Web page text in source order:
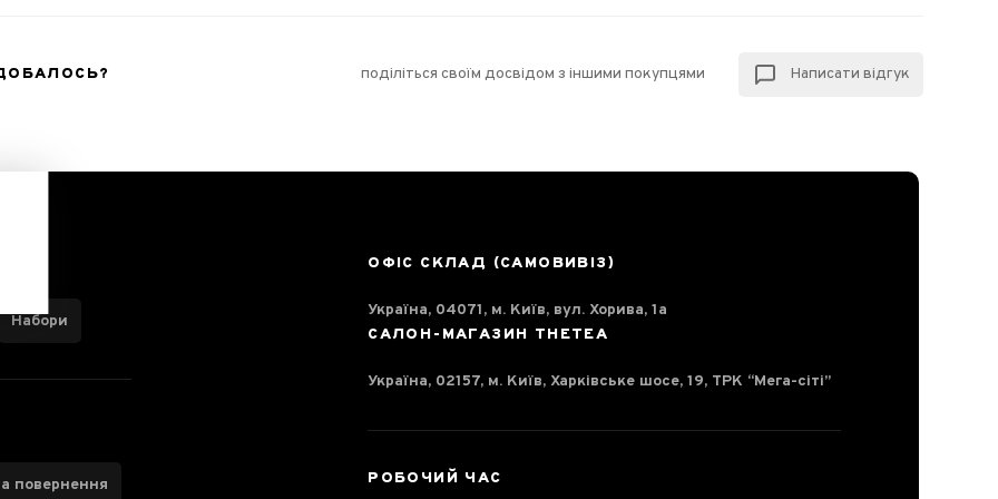
поділіться своїм досвідом з іншими покупцями Написати відгук
Набори
повернення
ОФІС СКЛАД (САМОВИВІЗ)
Україна, 04071, м. Київ, вул. Хорива, 1а
САЛОН-МАГАЗИН THETEA
Україна, 02157, м. Київ, Харківське шосе, 19, ТРК “Мега-сіті”
РОБОЧИЙ ЧАС